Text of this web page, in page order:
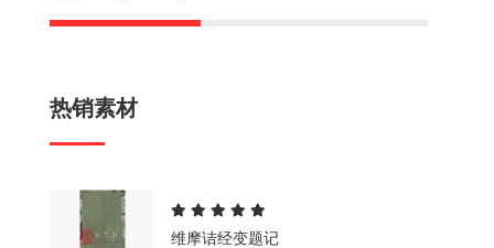
热销素材
维摩诘经变题记